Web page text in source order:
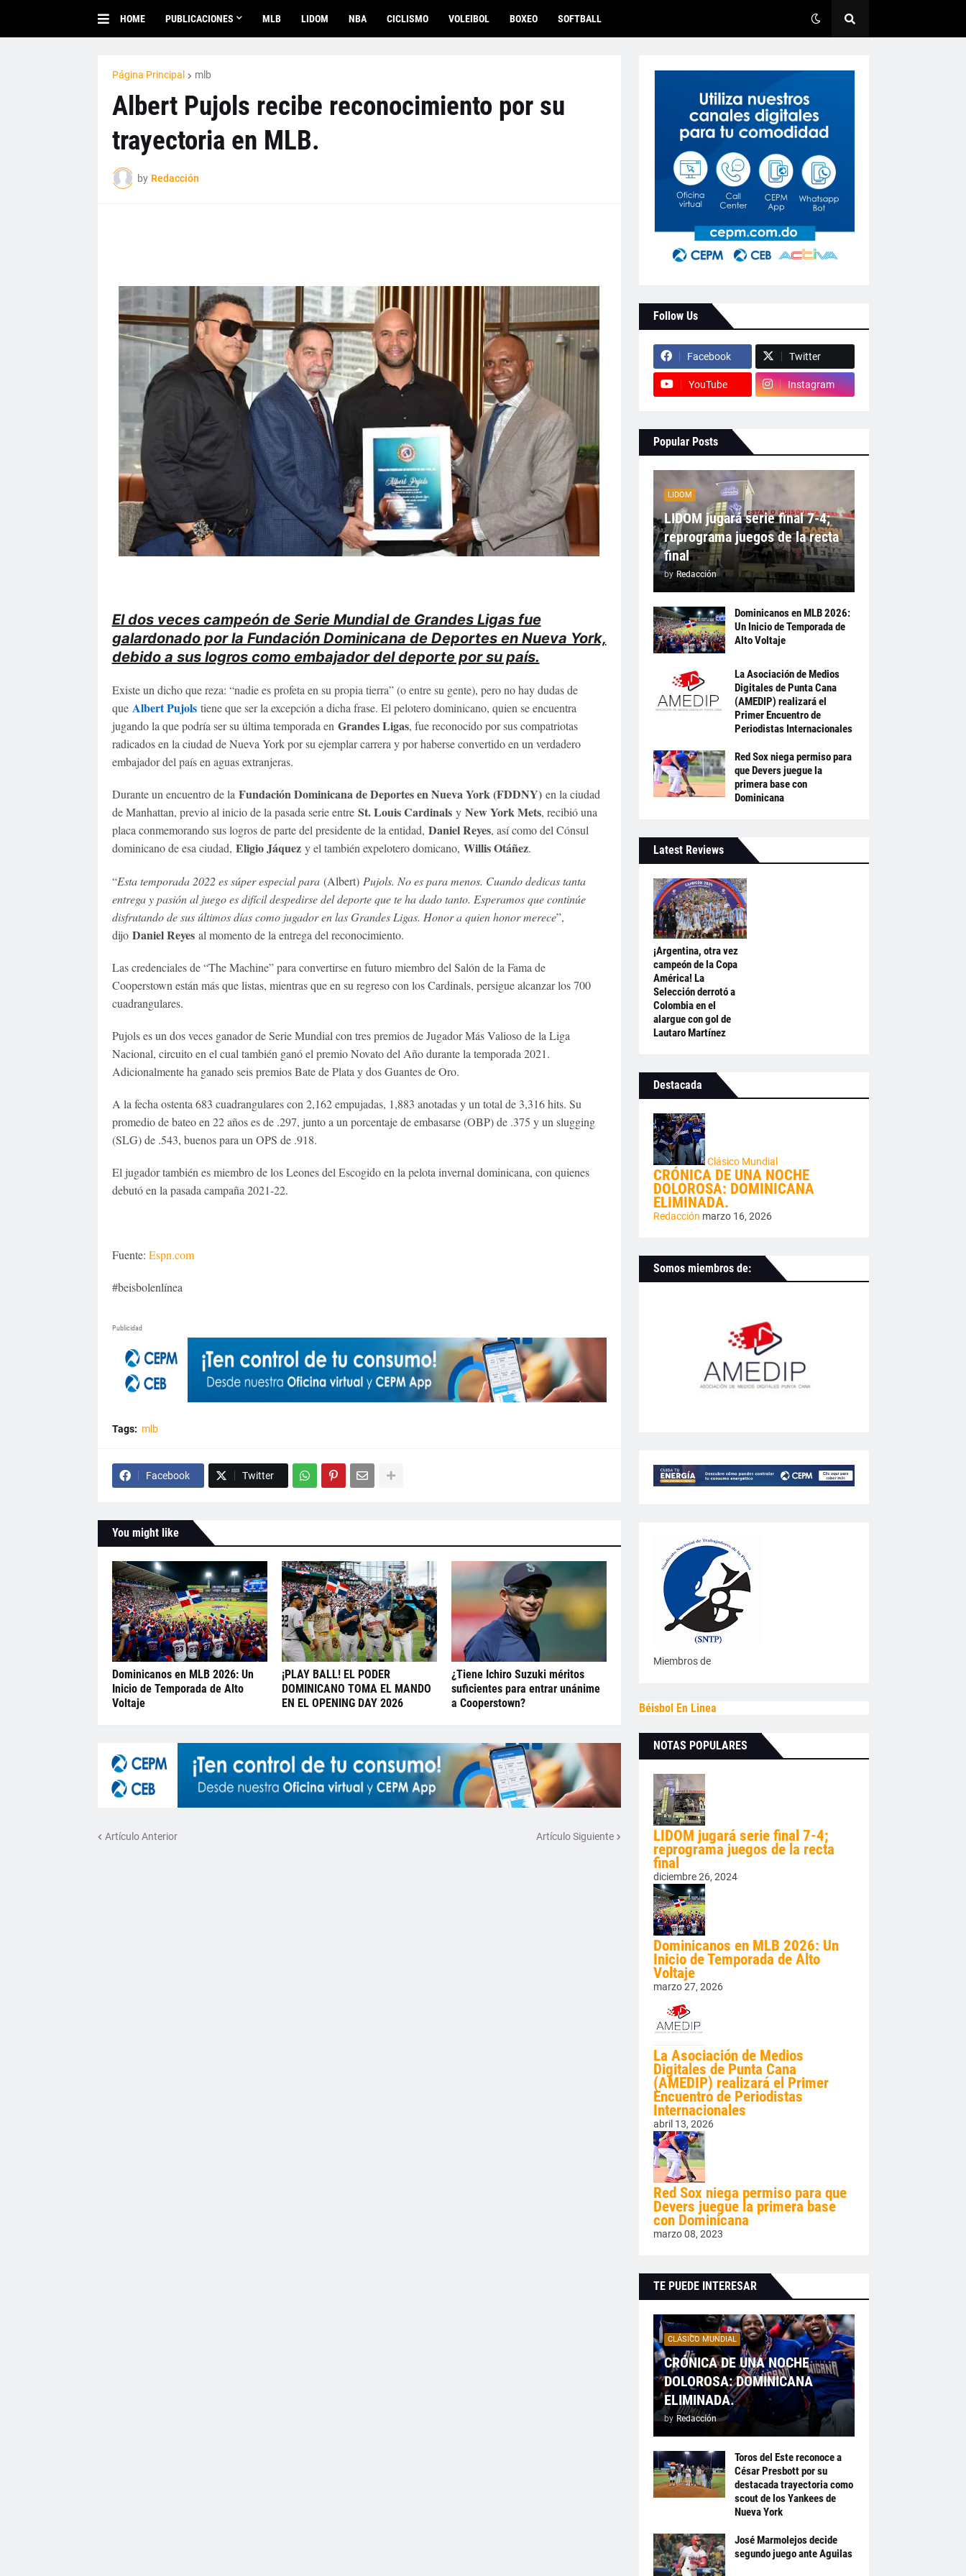
HOME PUBLICACIONES MLB LIDOM NBA CICLISMO VOLEIBOL BOXEO SOFTBALL
Página Principal mlb
Albert Pujols recibe reconocimiento por su
trayectoria en MLB.
by Redacción
El dos veces campeón de Serie Mundial de Grandes Ligas fue
galardonado por la Fundación Dominicana de Deportes en Nueva York,
debido a sus logros como embajador del deporte por su país.
Existe un dicho que reza: “nadie es profeta en su propia tierra” (o entre su gente), pero no hay dudas de
que Albert Pujolstiene que ser la excepción a dicha frase. El pelotero dominicano, quien se encuentra
jugando la que podría ser su última temporada en Grandes Ligas, fue reconocido por sus compatriotas
radicados en la ciudad de Nueva York por su ejemplar carrera y por haberse convertido en un verdadero
embajador del país en aguas extranjeras.
Durante un encuentro de la Fundación Dominicana de Deportes en Nueva York (FDDNY)en la ciudad
de Manhattan, previo al inicio de la pasada serie entreSt. Louis Cardinals y New York Mets, recibió una
placa conmemorando sus logros de parte del presidente de la entidad, Daniel Reyes, así como del Cónsul
dominicano de esa ciudad, Eligio Jáquez y el también expelotero domicano, Willis Otáñez.
“Esta temporada 2022 es súper especial para(Albert) Pujols. No es para menos. Cuando dedicas tanta
entrega y pasión al juego es difícil despedirse del deporte que te ha dado tanto. Esperamos que continúe
disfrutando de sus últimos días como jugador en las Grandes Ligas. Honor a quien honor merece”,
dijo Daniel Reyes al momento de la entrega del reconocimiento.
Las credenciales de “The Machine” para convertirse en futuro miembro del Salón de la Fama de
Cooperstown están más que listas, mientras que en su regreso con los Cardinals, persigue alcanzar los 700
cuadrangulares.
Pujols es un dos veces ganador de Serie Mundial con tres premios de Jugador Más Valioso de la Liga
Nacional, circuito en el cual también ganó el premio Novato del Año durante la temporada 2021.
Adicionalmente ha ganado seis premios Bate de Plata y dos Guantes de Oro.
A la fecha ostenta 683 cuadrangulares con 2,162 empujadas, 1,883 anotadas y un total de 3,316 hits. Su
promedio de bateo en 22 años es de .297, junto a un porcentaje de embasarse (OBP) de .375 y un slugging
(SLG) de .543, buenos para un OPS de .918.
El jugador también es miembro de los Leones del Escogido en la pelota invernal dominicana, con quienes
debutó en la pasada campaña 2021-22.
Fuente: Espn.com
#beisbolenlínea
Publicidad
Tags: mlb
Facebook Twitter
You might like
Dominicanos en MLB 2026: Un
Inicio de Temporada de Alto
Voltaje
¡PLAY BALL! EL PODER
DOMINICANO TOMA EL MANDO
EN EL OPENING DAY 2026
¿Tiene Ichiro Suzuki méritos
suficientes para entrar unánime
a Cooperstown?
Artículo Anterior Artículo Siguiente
Follow Us
Facebook Twitter
YouTube Instagram
Popular Posts
LIDOM
LIDOM jugará serie final 7-4;
reprograma juegos de la recta
final
by Redacción
Dominicanos en MLB 2026:
Un Inicio de Temporada de
Alto Voltaje
La Asociación de Medios
Digitales de Punta Cana
(AMEDIP) realizará el
Primer Encuentro de
Periodistas Internacionales
Red Sox niega permiso para
que Devers juegue la
primera base con
Dominicana
Latest Reviews
¡Argentina, otra vez
campeón de la Copa
América! La
Selección derrotó a
Colombia en el
alargue con gol de
Lautaro Martínez
Destacada
Clásico Mundial
CRÓNICA DE UNA NOCHE
DOLOROSA: DOMINICANA
ELIMINADA.
Redacción marzo 16, 2026
Somos miembros de:
Miembros de
Béisbol En Linea
NOTAS POPULARES
LIDOM jugará serie final 7-4;
reprograma juegos de la recta
final
diciembre 26, 2024
Dominicanos en MLB 2026: Un
Inicio de Temporada de Alto
Voltaje
marzo 27, 2026
La Asociación de Medios
Digitales de Punta Cana
(AMEDIP) realizará el Primer
Encuentro de Periodistas
Internacionales
abril 13, 2026
Red Sox niega permiso para que
Devers juegue la primera base
con Dominicana
marzo 08, 2023
TE PUEDE INTERESAR
CLÁSICO MUNDIAL
CRÓNICA DE UNA NOCHE
DOLOROSA: DOMINICANA
ELIMINADA.
by Redacción
Toros del Este reconoce a
César Presbott por su
destacada trayectoria como
scout de los Yankees de
Nueva York
José Marmolejos decide
segundo juego ante Aguilas